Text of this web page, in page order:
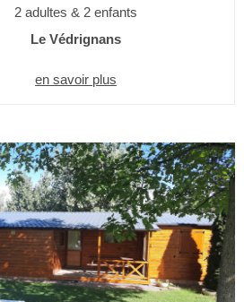
2 adultes & 2 enfants
Le Védrignans
en savoir plus